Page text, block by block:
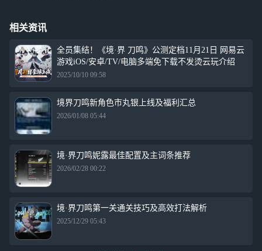
相关资讯
全员集结！《境·界 刀鸣》公测定档11月21日 网易云
游戏iOS/安卓/TV/电脑多端免下载不发烫云玩介绍
2025/10/10 09:58
境界刀鸣新角色市丸银上线及福利汇总
2026/01/08 05:44
境·界刀鸣妮露最佳配置及主词条推荐
2026/02/28 00:22
境·界刀鸣第一关通关技巧及高效打法解析
2025/12/29 05:43